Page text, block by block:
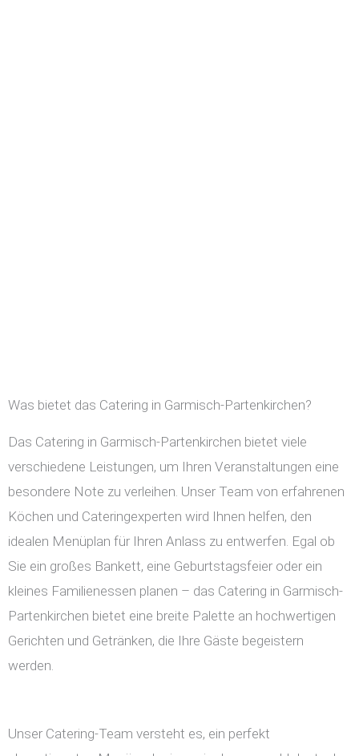
Was bietet das Catering in Garmisch-Partenkirchen?
Das Catering in Garmisch-Partenkirchen bietet viele
verschiedene Leistungen, um Ihren Veranstaltungen eine
besondere Note zu verleihen. Unser Team von erfahrenen
Köchen und Cateringexperten wird Ihnen helfen, den
idealen Menüplan für Ihren Anlass zu entwerfen. Egal ob
Sie ein großes Bankett, eine Geburtstagsfeier oder ein
kleines Familienessen planen – das Catering in Garmisch-
Partenkirchen bietet eine breite Palette an hochwertigen
Gerichten und Getränken, die Ihre Gäste begeistern
werden.
Unser Catering-Team versteht es, ein perfekt